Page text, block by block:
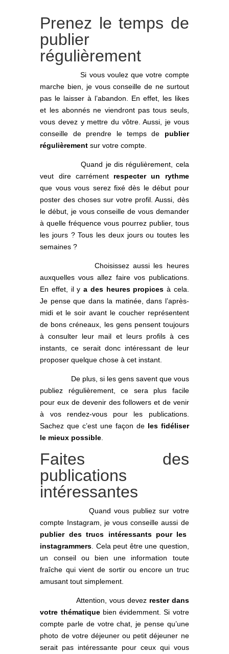
Prenez le temps de
publier
régulièrement
Si vous voulez que votre compte
marche bien, je vous conseille de ne surtout
pas le laisser à l’abandon. En effet, les likes
et les abonnés ne viendront pas tous seuls,
vous devez y mettre du vôtre. Aussi, je vous
conseille de prendre le temps de publier
régulièrement sur votre compte.
Quand je dis régulièrement, cela
veut dire carrément respecter un rythme
que vous vous serez fixé dès le début pour
poster des choses sur votre profil. Aussi, dès
le début, je vous conseille de vous demander
à quelle fréquence vous pourrez publier, tous
les jours ? Tous les deux jours ou toutes les
semaines ?
Choisissez aussi les heures
auxquelles vous allez faire vos publications.
En effet, il ya des heures propices à cela.
Je pense que dans la matinée, dans l’après-
midi et le soir avant le coucher représentent
de bons créneaux, les gens pensent toujours
à consulter leur mail et leurs profils à ces
instants, ce serait donc intéressant de leur
proposer quelque chose à cet instant.
De plus, si les gens savent que vous
publiez régulièrement, ce sera plus facile
pour eux de devenir des followers et de venir
à vos rendez-vous pour les publications.
Sachez que c’est une façon de les fidéliser
le mieux possible
Faites des
publications
intéressantes
Quand vous publiez sur votre
compte Instagram, je vous conseille aussi de
publier des trucs intéressants pour les
instagrammers . Cela peut être une question,
un conseil ou bien une information toute
fraîche qui vient de sortir ou encore un truc
amusant tout simplement.
Attention, vous devez rester dans
votre thématiquebien évidemment. Si votre
compte parle de votre chat, je pense qu’une
photo de votre déjeuner ou petit déjeuner ne
serait pas intéressante pour ceux qui vous